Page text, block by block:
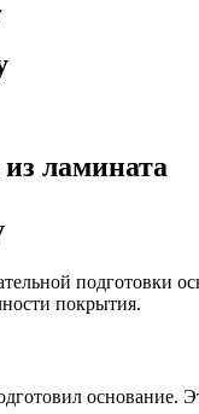
ламината
покрытия.